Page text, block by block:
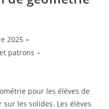
2025
patrons
pour les élèves de
les solides. Les élèves